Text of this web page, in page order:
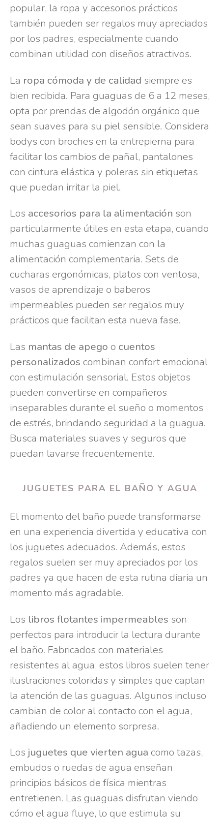
popular, la ropa y accesorios prácticos
también pueden ser regalos muy apreciados
por los padres, especialmente cuando
combinan utilidad con diseños atractivos.
La ropa cómoda y de calidad siempre es
bien recibida. Para guaguas de 6 a 12 meses,
opta por prendas de algodón orgánico que
sean suaves para su piel sensible. Considera
bodys con broches en la entrepierna para
facilitar los cambios de pañal, pantalones
con cintura elástica y poleras sin etiquetas
que puedan irritar la piel.
Los accesorios para la alimentación son
particularmente útiles en esta etapa, cuando
muchas guaguas comienzan con la
alimentación complementaria. Sets de
cucharas ergonómicas, platos con ventosa,
vasos de aprendizaje o baberos
impermeables pueden ser regalos muy
prácticos que facilitan esta nueva fase.
Las mantas de apego o cuentos
personalizados combinan confort emocional
con estimulación sensorial. Estos objetos
pueden convertirse en compañeros
inseparables durante el sueño o momentos
de estrés, brindando seguridad a la guagua.
Busca materiales suaves y seguros que
puedan lavarse frecuentemente.
JUGUETES PARA EL BAÑO Y AGUA
El momento del baño puede transformarse
en una experiencia divertida y educativa con
los juguetes adecuados. Además, estos
regalos suelen ser muy apreciados por los
padres ya que hacen de esta rutina diaria un
momento más agradable.
Los libros flotantes impermeables son
perfectos para introducir la lectura durante
el baño. Fabricados con materiales
resistentes al agua, estos libros suelen tener
ilustraciones coloridas y simples que captan
la atención de las guaguas. Algunos incluso
cambian de color al contacto con el agua,
añadiendo un elemento sorpresa.
Los juguetes que vierten agua como tazas,
embudos o ruedas de agua enseñan
principios básicos de física mientras
entretienen. Las guaguas disfrutan viendo
cómo el agua fluye, lo que estimula su